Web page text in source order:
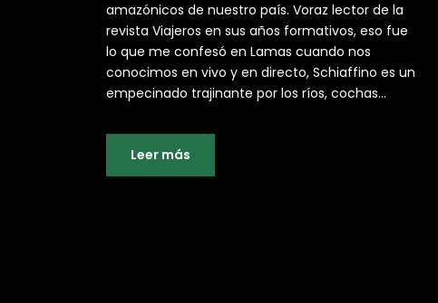
amazónicos de nuestro país. Voraz lector de la
revista Viajeros en sus años formativos, eso fue
lo que me confesó en Lamas cuando nos
conocimos en vivo y en directo, Schiaffino es un
empecinado trajinante por los ríos, cochas...
Leer más